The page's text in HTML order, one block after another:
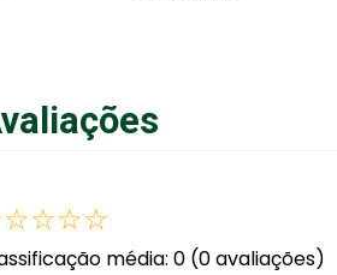
☆☆☆☆
média: 0 (0 avaliações)